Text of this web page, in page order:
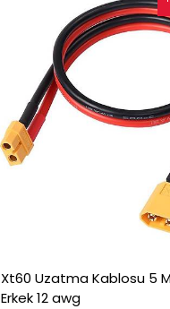
Xt60 Uzatma Kablosu 5
Erkek 12 awg